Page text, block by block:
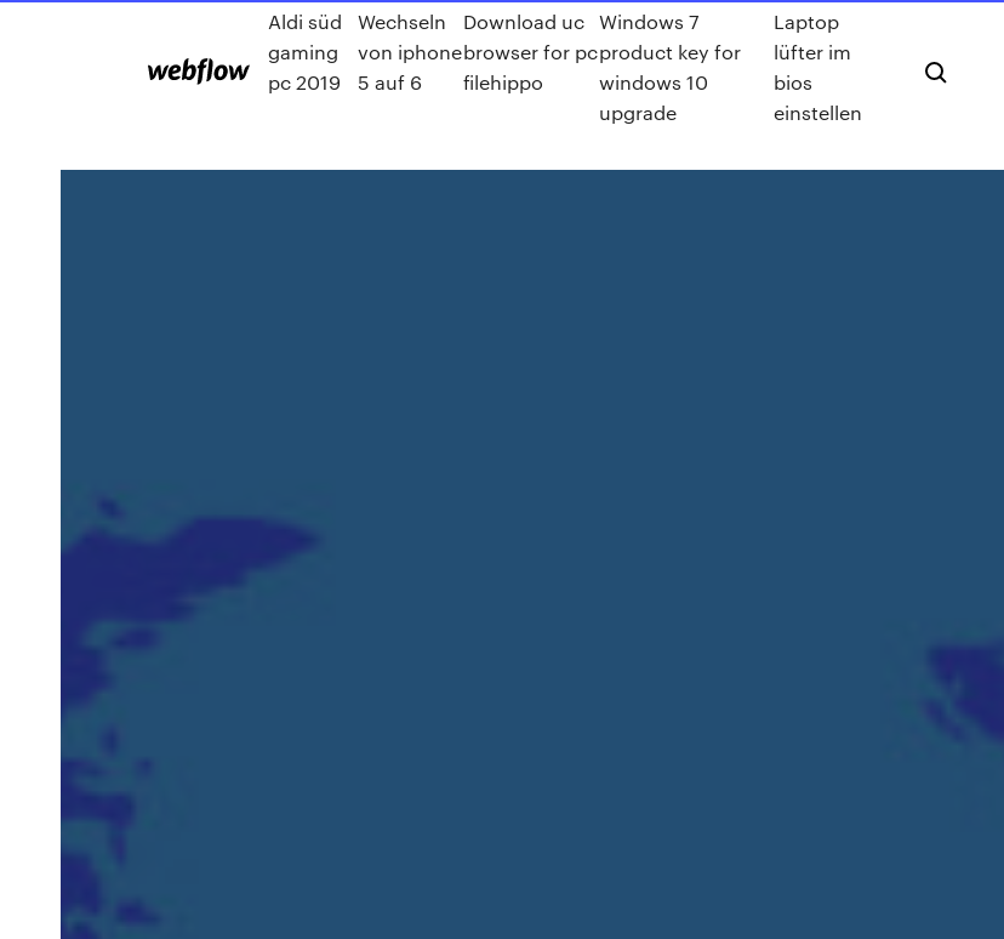
Aldi süd
gaming
pc 2019
Wechseln
von iphone
5 auf 6
Download uc
browser for pc
filehippo
Windows 7
product key for
windows 10
upgrade
Laptop
lüfter im
bios
einstellen